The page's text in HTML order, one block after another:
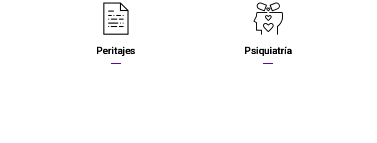
Peritajes Psiquiatría